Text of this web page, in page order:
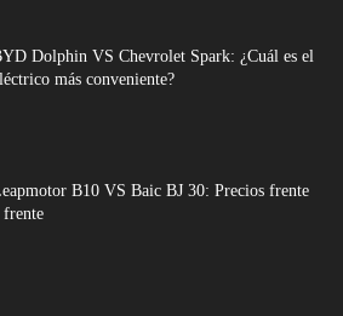
Dolphin VS Chevrolet Spark: ¿Cuál es el
más conveniente?
B10 VS Baic BJ 30: Precios frente
frente